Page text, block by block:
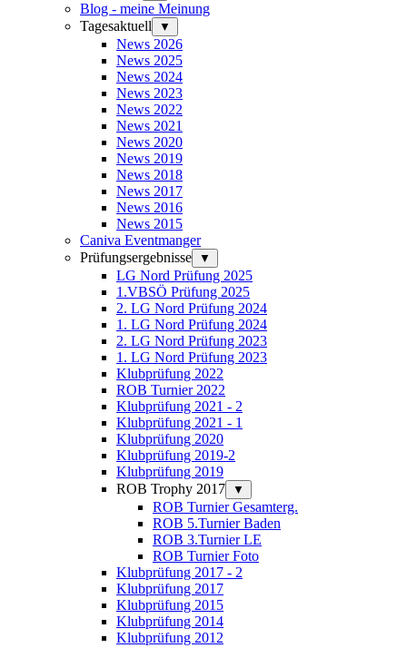
Blog - meine Meinung
Tagesaktuell
▼
News 2026
News 2025
News 2024
News 2023
News 2022
News 2021
News 2020
News 2019
News 2018
News 2017
News 2016
News 2015
Caniva Eventmanger
Prüfungsergebnisse
▼
LG Nord Prüfung 2025
1.VBSÖ Prüfung 2025
2. LG Nord Prüfung 2024
1. LG Nord Prüfung 2024
2. LG Nord Prüfung 2023
1. LG Nord Prüfung 2023
Klubprüfung 2022
ROB Turnier 2022
Klubprüfung 2021 - 2
Klubprüfung 2021 - 1
Klubprüfung 2020
Klubprüfung 2019-2
Klubprüfung 2019
ROB Trophy 2017
▼
ROB Turnier Gesamterg.
ROB 5.Turnier Baden
ROB 3.Turnier LE
ROB Turnier Foto
Klubprüfung 2017 - 2
Klubprüfung 2017
Klubprüfung 2015
Klubprüfung 2014
Klubprüfung 2012